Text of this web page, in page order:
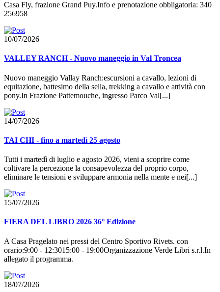
Casa Fly, frazione Grand Puy.Info e prenotazione obbligatoria: 340
256958
10/07/2026
VALLEY RANCH - Nuovo maneggio in Val Troncea
Nuovo maneggio Vallay Ranch:escursioni a cavallo, lezioni di
equitazione, battesimo della sella, trekking a cavallo e attività con
pony.In Frazione Pattemouche, ingresso Parco Val[...]
14/07/2026
TAI CHI - fino a martedì 25 agosto
Tutti i martedì di luglio e agosto 2026, vieni a scoprire come
coltivare la percezione la consapevolezza del proprio corpo,
eliminare le tensioni e sviluppare armonia nella mente e nei[...]
15/07/2026
FIERA DEL LIBRO 2026 36° Edizione
A Casa Pragelato nei pressi del Centro Sportivo Rivets. con
orario:9:00 - 12:3015:00 - 19:00Organizzazione Verde Libri s.r.l.In
allegato il programma.
18/07/2026